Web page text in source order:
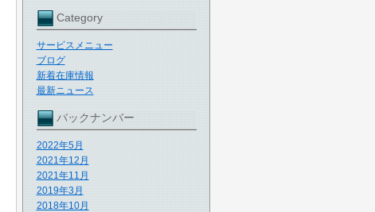
Category
サービスメニュー
ブログ
新着在庫情報
最新ニュース
バックナンバー
2022年5月
2021年12月
2021年11月
2019年3月
2018年10月